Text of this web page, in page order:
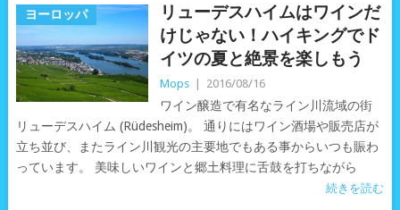
ヨーロッパ
リューデスハイムはワインだ
けじゃない！ハイキングでド
イツの夏と絶景を楽しもう
Mops 2016/08/16
ワイン醸造で有名なライン川流域の街
リューデスハイム (Rüdesheim)。 通りにはワイン酒場や販売店が
立ち並び、またライン川観光の主要地でもある事からいつも賑わ
っています。 美味しいワインと郷土料理に舌鼓を打ちながら
続きを読む